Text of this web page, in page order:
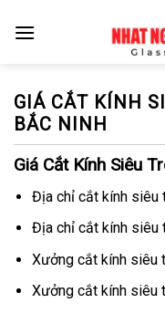
GIÁ CẮT KÍNH
BẮC NINH
Giá Cắt Kính Siêu
Địa chỉ cắt kính siêu
Địa chỉ cắt kính siêu
Xưởng cắt kính siêu
Xưởng cắt kính siêu